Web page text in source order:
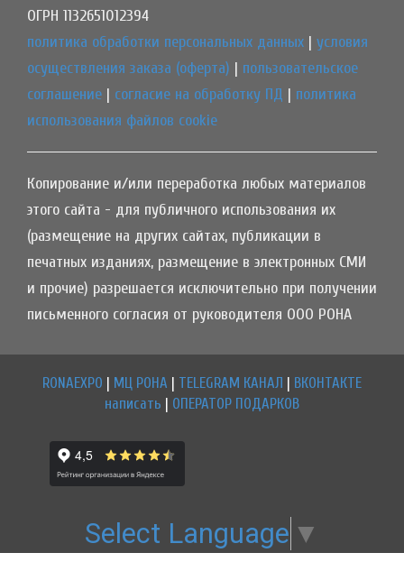
ОГРН 1132651012394
политика обработки персональных данных | условия
осуществления заказа (оферта) | пользовательское
соглашение | согласие на обработку ПД | политика
использования файлов cookie
Копирование и/или переработка любых материалов
этого сайта - для публичного использования их
(размещение на других сайтах, публикации в
печатных изданиях, размещение в электронных СМИ
и прочие) разрешается исключительно при получении
письменного согласия от руководителя ООО РОНА
RONAEXPO | МЦ РОНА | TELEGRAM КАНАЛ | ВКОНТАКТЕ
написать | ОПЕРАТОР ПОДАРКОВ
Select Language ▼